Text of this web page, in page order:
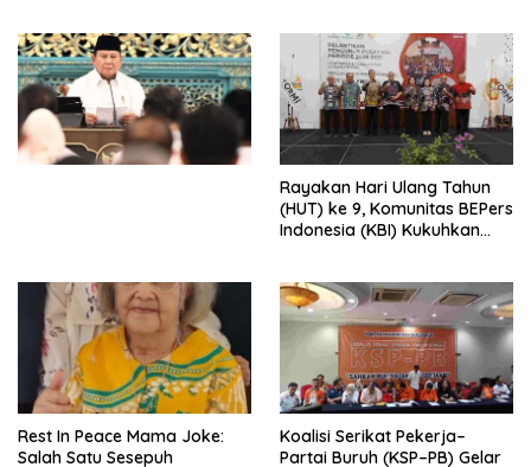
Penjajahan (Pergolakan
Ekonomi Politik Indonesia) &
Simposium Nasional “Urgensi
Undang-Undang
Perekonomian Nasional dan
Kesejahteraan Sosial dalam
Rayakan Hari Ulang Tahun
(HUT) ke 9, Komunitas BEPers
Indonesia (KBI) Kukuhkan
Tema: “Penguatan dan
Pengembangan Organisasi
KBI yang Berbasis Riset di
seluruh Indonesia dan
Mancanegara”.
Rest In Peace Mama Joke:
Salah Satu Sesepuh
Koalisi Serikat Pekerja–
Partai Buruh (KSP–PB) Gelar